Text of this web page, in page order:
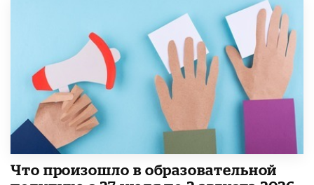
​Что произошло в образовательной